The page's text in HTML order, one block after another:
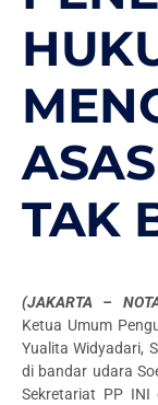
TAK
(JAKARTA –
Ketua Umum
Yualita Widyadari,
di bandar udara
Sekretariat PP